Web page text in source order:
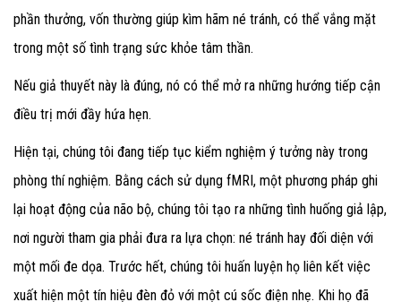
phần thưởng, vốn thường giúp kìm hãm né tránh, có thể vắng mặt
trong một số tình trạng sức khỏe tâm thần.
Nếu giả thuyết này là đúng, nó có thể mở ra những hướng tiếp cận
điều trị mới đầy hứa hẹn.
Hiện tại, chúng tôi đang tiếp tục kiểm nghiệm ý tưởng này trong
phòng thí nghiệm. Bằng cách sử dụng fMRI, một phương pháp ghi
lại hoạt động của não bộ, chúng tôi tạo ra những tình huống giả lập,
nơi người tham gia phải đưa ra lựa chọn: né tránh hay đối diện với
một mối đe dọa. Trước hết, chúng tôi huấn luyện họ liên kết việc
xuất hiện một tín hiệu đèn đỏ với một cú sốc điện nhẹ. Khi họ đã